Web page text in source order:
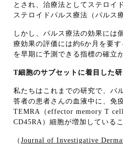
とされ、治療法としてステロイ
ステロイドパルス療法（パルス
しかし、パルス療法の効果には
療効果の評価には約6か月を要
を早期に予測できる指標の確立
T細胞のサブセットに着目した
私たちはこれまでの研究で、パ
答者の患者さんの血液中に、免
TEMRA（effector memory T
CD45RA）細胞が増加している
（ Journal of Investigative